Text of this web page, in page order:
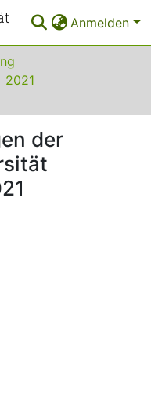
Anmelden
2021
der